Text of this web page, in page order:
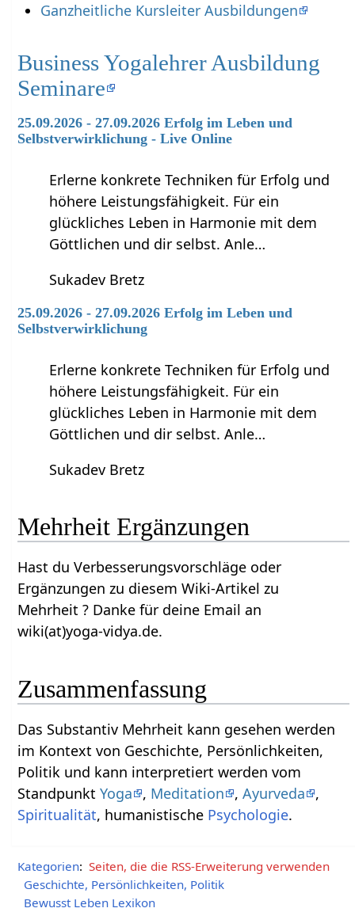
Ganzheitliche Kursleiter Ausbildungen
Business Yogalehrer Ausbildung
Seminare
25.09.2026 - 27.09.2026 Erfolg im Leben und
Selbstverwirklichung - Live Online
Erlerne konkrete Techniken für Erfolg und
höhere Leistungsfähigkeit. Für ein
glückliches Leben in Harmonie mit dem
Göttlichen und dir selbst. Anle…
Sukadev Bretz
25.09.2026 - 27.09.2026 Erfolg im Leben und
Selbstverwirklichung
Erlerne konkrete Techniken für Erfolg und
höhere Leistungsfähigkeit. Für ein
glückliches Leben in Harmonie mit dem
Göttlichen und dir selbst. Anle…
Sukadev Bretz
Mehrheit‏‎ Ergänzungen
Hast du Verbesserungsvorschläge oder
Ergänzungen zu diesem Wiki-Artikel zu
Mehrheit‏‎ ? Danke für deine Email an
wiki(at)yoga-vidya.de.
Zusammenfassung
Das Substantiv Mehrheit‏‎ kann gesehen werden
im Kontext von Geschichte, Persönlichkeiten,
Politik und kann interpretiert werden vom
StandpunktYoga , Meditation ,Ayurveda
,
Spiritualität, humanistische Psychologie.
Kategorien: Seiten, die die RSS-Erweiterung verwenden
Geschichte, Persönlichkeiten, Politik
Bewusst Leben Lexikon